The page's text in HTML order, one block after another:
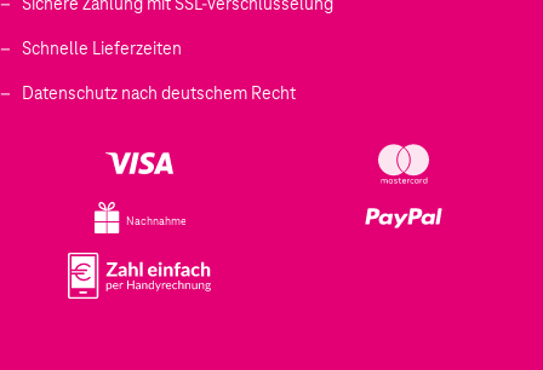
Schnelle Lieferzeiten
Datenschutz nach deutschem Recht
Nachnahme